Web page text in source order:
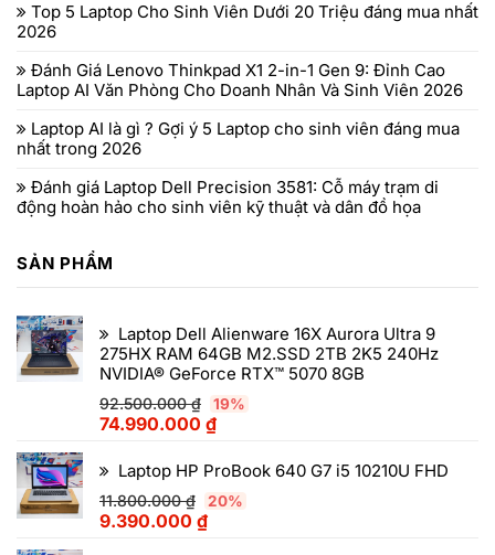
Top 5 Laptop Cho Sinh Viên Dưới 20 Triệu đáng mua nhất
2026
Đánh Giá Lenovo Thinkpad X1 2-in-1 Gen 9: Đỉnh Cao
Laptop AI Văn Phòng Cho Doanh Nhân Và Sinh Viên 2026
Laptop AI là gì ? Gợi ý 5 Laptop cho sinh viên đáng mua
nhất trong 2026
Đánh giá Laptop Dell Precision 3581: Cỗ máy trạm di
động hoàn hảo cho sinh viên kỹ thuật và dân đồ họa
SẢN PHẨM
Laptop Dell Alienware 16X Aurora Ultra 9
275HX RAM 64GB M2.SSD 2TB 2K5 240Hz
NVIDIA® GeForce RTX™ 5070 8GB
92.500.000₫ 19%
74.990.000 ₫
Laptop HP ProBook 640 G7 i5 10210U FHD
11.800.000₫ 20%
9.390.000 ₫